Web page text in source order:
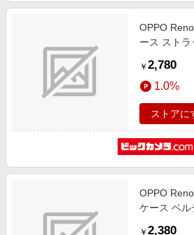
OPPO
ース ストラ
￥ 2,780
1.0%
ストアに
OPPO
ケース ベル
￥ 2,380